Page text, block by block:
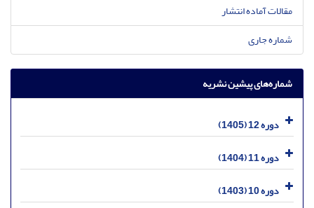
مقالات آماده انتشار
شماره جاری
شماره‌های پیشین نشریه
دوره 12 (1405)
دوره 11 (1404)
دوره 10 (1403)